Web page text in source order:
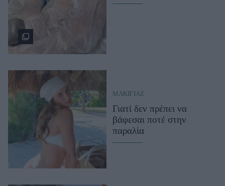
ΜΑΚΙΓΙΑΖ
Γιατί δεν πρέπει να
βάφεσαι ποτέ στην
παραλία